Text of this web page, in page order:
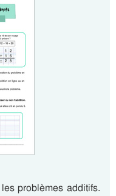
problèmes additifs.